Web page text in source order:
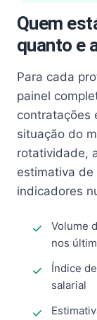
Quem
quanto e
Para cada
painel
contratações
situação do
rotatividade,
estimativa de
indicadores
Volume
nos
Índice
salarial